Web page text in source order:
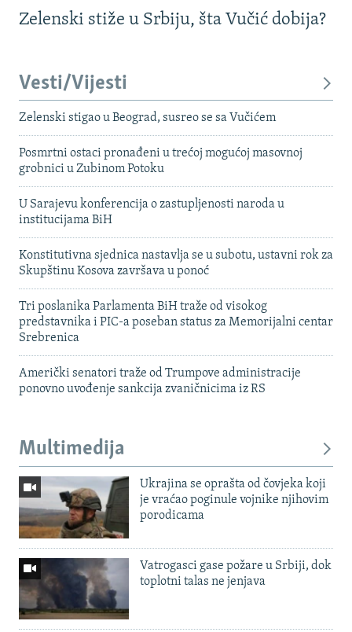
Zelenski stiže u Srbiju, šta Vučić dobija?
Vesti/Vijesti
Zelenski stigao u Beograd, susreo se sa Vučićem
Posmrtni ostaci pronađeni u trećoj mogućoj masovnoj
grobnici u Zubinom Potoku
U Sarajevu konferencija o zastupljenosti naroda u
institucijama BiH
Konstitutivna sjednica nastavlja se u subotu, ustavni rok za
Skupštinu Kosova završava u ponoć
Tri poslanika Parlamenta BiH traže od visokog
predstavnika i PIC-a poseban status za Memorijalni centar
Srebrenica
Američki senatori traže od Trumpove administracije
ponovno uvođenje sankcija zvaničnicima iz RS
Multimedija
Ukrajina se oprašta od čovjeka koji
je vraćao poginule vojnike njihovim
porodicama
Vatrogasci gase požare u Srbiji, dok
toplotni talas ne jenjava